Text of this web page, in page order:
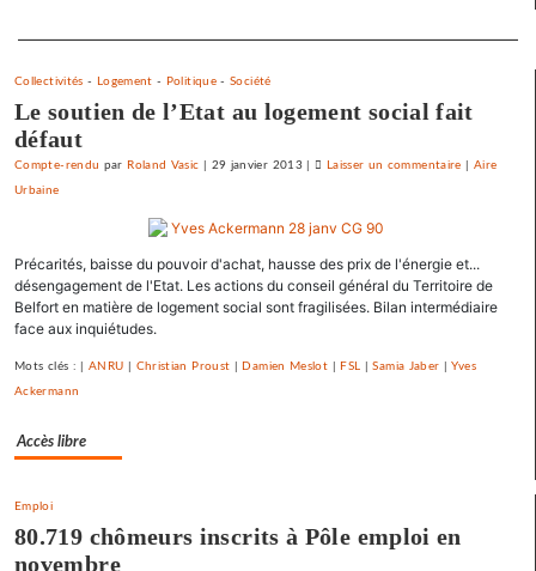
Collectivités - Logement - Politique -Société
Le soutien de l’Etat au logement social fait
défaut
Compte-rendu par Roland Vasic 29 janvier 2013| Laisser un commentaire on
de
ses
emprunts
au
Aire
Urbaine
Précarités, baisse du pouvoir d'achat, hausse des prix de l'énergie et...
désengagement de l'Etat. Les actions du conseil général du Territoire de
Belfort en matière de logement social sont fragilisées. Bilan intermédiaire
face aux inquiétudes.
Mots clés : |ANRU Christian Proust Damien Meslot FSL |Samia Jaber |Yves
Ackermann
Accès libre
Emploi
80.719 chômeurs inscrits à Pôle emploi en
novembre